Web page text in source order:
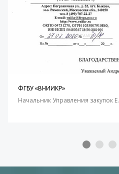
ФГБУ «ВНИИКР»
Начальник Управления закупок